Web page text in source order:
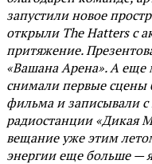
запустили новое
открыли The Hatters с
притяжение.
«Вашана Арена». А еще
снимали первые сцены
фильма и записывали
радиостанции «Дикая
вещание уже этим
энергии еще больше —